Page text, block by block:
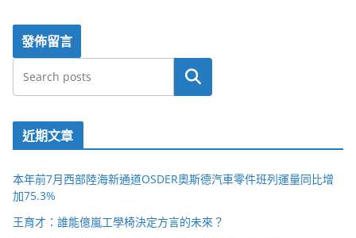
搜尋
近期文章
本年前7月西部陸海新通道OSDER奧斯德汽車零件班列運量同比增
加75.3%
王育才：誰能億嵐工學椅決定方言的未來？